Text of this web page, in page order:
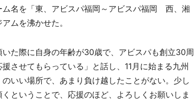
名を「東、アビスパ福岡～アビスパ福岡 西、湘
ムを沸かせた。
た際に自身の年齢が30歳で、アビスパも創立30周
させてもらっている」と話し、11月に始まる九州
いい場所で、あまり負け越したことがない。少し
ということで、応援のほど、よろしくお願いしま